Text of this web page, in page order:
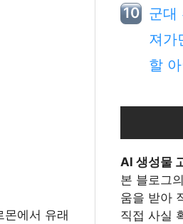
몬에서 유래
군대
져가
할
Al 생성물
본 블로그
움을 받아
직접 사실